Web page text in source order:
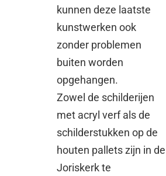
kunnen deze laatste
kunstwerken ook
zonder problemen
buiten worden
opgehangen.
Zowel de schilderijen
met acryl verf als de
schilderstukken op de
houten pallets zijn in de
Joriskerk te